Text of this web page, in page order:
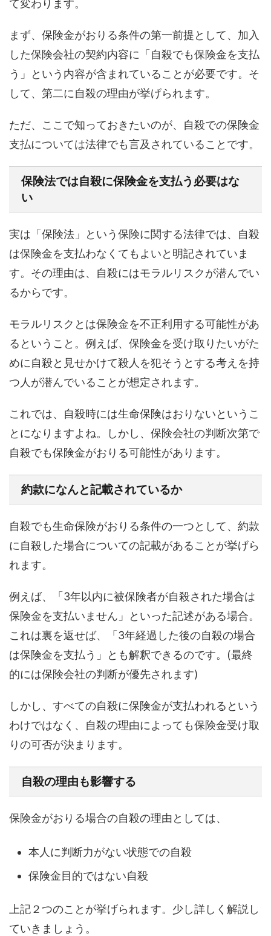
て変わります。
まず、保険金がおりる条件の第一前提として、加入
した保険会社の契約内容に「自殺でも保険金を支払
う」という内容が含まれていることが必要です。そ
して、第二に自殺の理由が挙げられます。
ただ、ここで知っておきたいのが、 自殺での保険金
支払については法律でも言及されていること です。
保険法では自殺に保険金を支払う必要はな
い
実は 「保険法」という保険に関する法律では、自殺
は保険金を支払わなくてもよいと明記されていま
す。その理由は、自殺にはモラルリスクが潜んでい
るからです。
モラルリスクとは保険金を不正利用する可能性があ
るということ。例えば、保険金を受け取りたいがた
めに自殺と見せかけて殺人を犯そうとする考えを持
つ人が潜んでいることが想定されます。
これでは、自殺時には生命保険はおりないというこ
とになりますよね。しかし、保険会社の判断次第で
自殺でも保険金がおりる可能性があります。
約款になんと記載されているか
自殺でも生命保険がおりる条件の一つとして、約款
に自殺した場合についての記載があることが挙げら
れます。
例えば、「3年以内に被保険者が自殺された場合は
保険金を支払いません」といった記述がある場合。
これは裏を返せば、「3年経過した後の自殺の場合
は保険金を支払う」とも解釈できるのです。(最終
的には保険会社の判断が優先されます)
しかし、すべての自殺に保険金が支払われるという
わけではなく、自殺の理由によっても保険金受け取
りの可否が決まります。
自殺の理由も影響する
保険金がおりる場合の自殺の理由としては、
本人に判断力がない状態での自殺
保険金目的ではない自殺
上記２つのことが挙げられます。少し詳しく解説し
ていきましょう。